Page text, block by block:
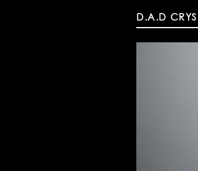
D.A.D